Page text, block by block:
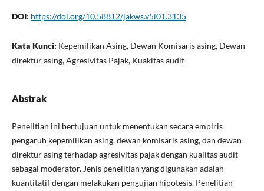
DOI: https://doi.org/10.58812/jakws.v5i01.3135
Kata Kunci: Kepemilikan Asing, Dewan Komisaris asing, Dewan
direktur asing, Agresivitas Pajak, Kuakitas audit
Abstrak
Penelitian ini bertujuan untuk menentukan secara empiris
pengaruh kepemilikan asing, dewan komisaris asing, dan dewan
direktur asing terhadap agresivitas pajak dengan kualitas audit
sebagai moderator. Jenis penelitian yang digunakan adalah
kuantitatif dengan melakukan pengujian hipotesis. Penelitian